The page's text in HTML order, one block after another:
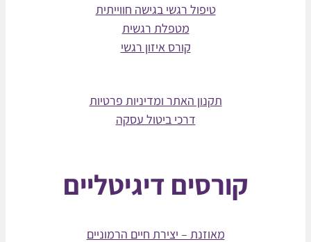
טיפול רגשי בגישה חווייתית
מטפלת רגשית
קורס איזון רגשי
תקנון האתר ומדיניות פרטיות
דרכי ביטול עסקה
קורסים דיגיטליים
מאוזנת – יצירת חיים הרמוניים